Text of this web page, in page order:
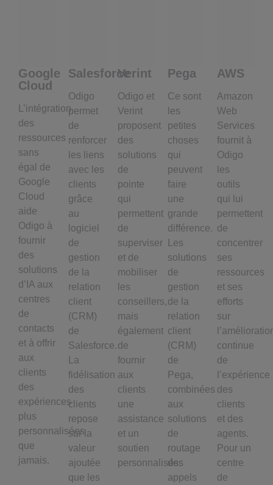
Google
Cloud
L’intégration
des
ressources
sans
égal de
Google
Cloud
aide
Odigo à
fournir
des
solutions
d’IA aux
centres
de
contacts
et à offrir
aux
clients
des
expériences
plus
personnalisées
que
jamais.
Salesforce
Odigo
permet
de
renforcer
les liens
avec les
clients
grâce
au
logiciel
de
gestion
de la
relation
client
(CRM)
de
Salesforce.
La
fidélisation
des
clients
repose
sur la
valeur
ajoutée
que les
Verint
Odigo et
Verint
proposent
des
solutions
de
pointe
qui
permettent
de
superviser
et de
mobiliser
les
conseillers,
mais
également
de
fournir
aux
clients
une
assistance
et un
soutien
personnalisés.
Pega
Ce sont
les
petites
choses
qui
peuvent
faire
une
grande
différence.
Les
solutions
de
gestion
de la
relation
client
(CRM)
de
Pega,
combinées
aux
solutions
de
routage
des
appels
AWS
Amazon
Web
Services
fournit à
Odigo
les
outils
qui lui
permettent
de
concentrer
ses
ressources
et ses
efforts
sur
continue
de
l’expérience
des
clients
et des
agents.
Pour un
centre
de